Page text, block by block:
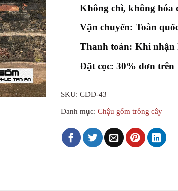
Không chì, không hóa
Vận chuyển: Toàn
Thanh toán: Khi nhận
Đặt cọc: 30% đơn trên
SKU: CDD-43
Danh mục: Chậu gốm trồng cây